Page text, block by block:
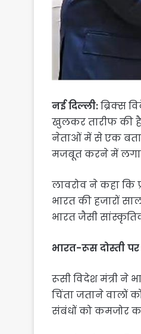
नई दिल्ली:ब्रिक्स
खुलकर तारीफ की
नेताओं में से एक
मजबूत करने में लगा
लावरोव ने कहा कि
भारत की हजारों
भारत जैसी
भारत-रूस दोस्ती
रूसी विदेश मंत्री ने
चिंता जताने वालों
संबंधों को कमजोर